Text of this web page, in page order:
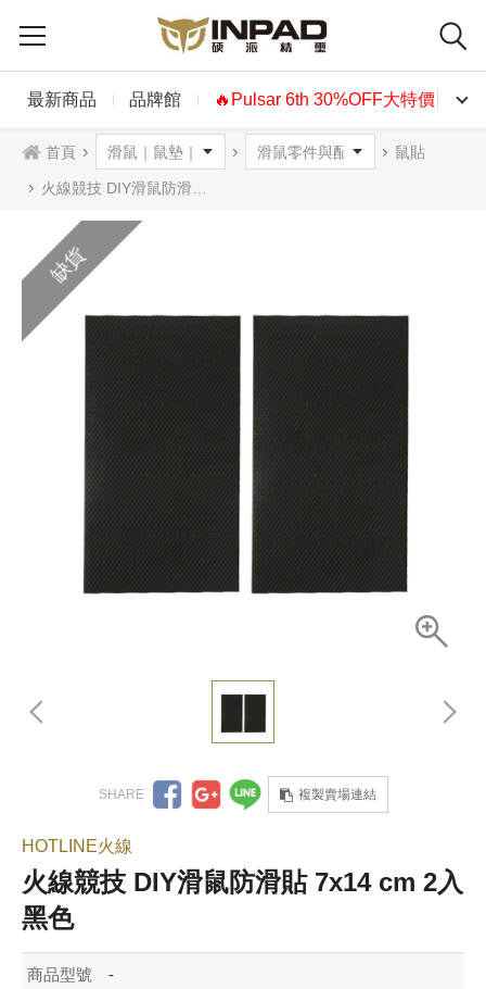
最新商品 品牌館 🔥Pulsar 6th 30%OFF大特價🔥
首頁 鼠貼
火線競技 DIY滑鼠防滑貼 7x14 cm 2入 黑色
缺貨
複製賣場連結
HOTLINE火線
火線競技 DIY滑鼠防滑貼 7x14 cm 2入
黑色
商品型號 -